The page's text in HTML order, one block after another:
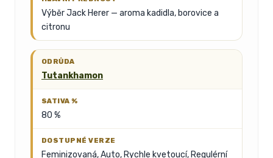
Výběr Jack Herer — aroma kadidla, borovice a
citronu
Tutankhamon
80 %
Feminizovaná, Auto, Rychle kvetoucí, Regulérní